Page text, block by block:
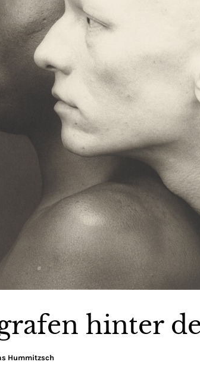
hinter
Hummitzsch